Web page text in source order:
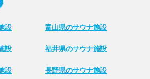
設 富山県のサウナ施設
設 福井県のサウナ施設
設 長野県のサウナ施設